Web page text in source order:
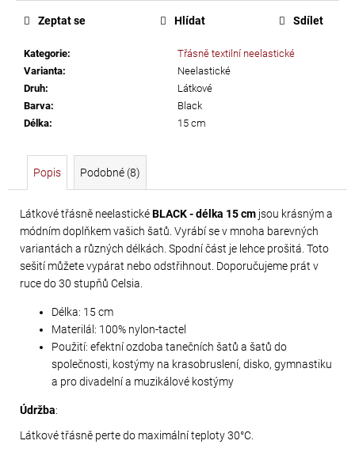
Kategorie:
Třásně textilní neelastické
Varianta:
Neelastické
Druh:
Látkové
Barva:
Black
Délka: 15 cm
Zeptat se Hlídat Sdílet
Popis Podobné (8)
Látkové třásně neelastickéBLACK - délka 15 cm jsou krásným a
módním doplňkem vašich šatů. Vyrábí se v mnoha barevných
variantách a různých délkách. Spodní část je lehce prošitá. Toto
sešití můžete vypárat nebo odstřihnout. Doporučujeme prát v
ruce do 30 stupňů Celsia.
Délka: 15 cm
Materilál: 100% nylon-tactel
Použití: efektní ozdoba tanečních šatů a šatů do
společnosti, kostýmy na krasobruslení, disko, gymnastiku
a pro divadelní a muzikálové kostýmy
Údržba:
Látkové třásně perte do maximální teploty 30°C.
j
e
e
LEPIDLO
NA
HT2
30
G
169